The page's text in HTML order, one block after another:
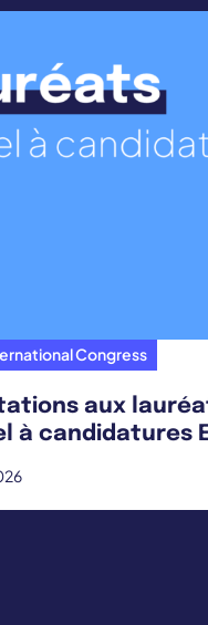
Congress
aux
à candidatures